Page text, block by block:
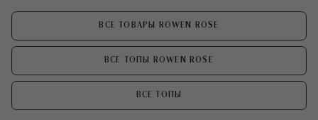
ВСЕ ТОВАРЫ ROWEN ROSE
ВСЕ ТОПЫ ROWEN ROSE
ВСЕ ТОПЫ